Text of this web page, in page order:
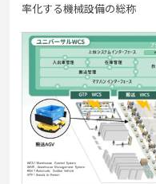
率化する機械設備の総称